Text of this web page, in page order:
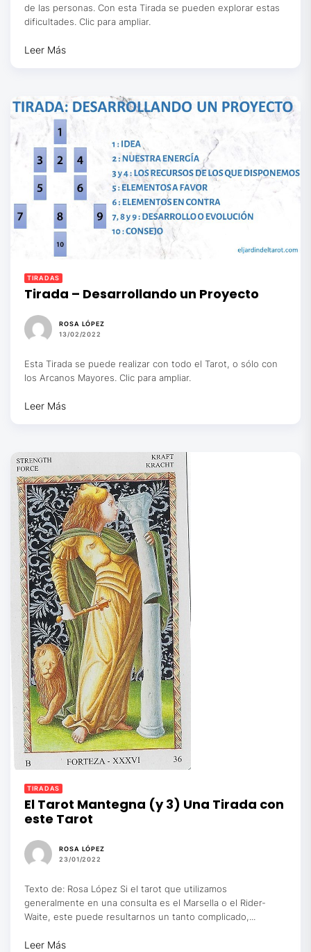
de las personas. Con esta Tirada se pueden explorar estas
dificultades. Clic para ampliar.
Leer Más
TIRADAS
Tirada – Desarrollando un Proyecto
ROSA LÓPEZ
13/02/2022
Esta Tirada se puede realizar con todo el Tarot, o sólo con
los Arcanos Mayores. Clic para ampliar.
Leer Más
TIRADAS
El Tarot Mantegna (y 3) Una Tirada con
este Tarot
ROSA LÓPEZ
23/01/2022
Texto de: Rosa López Si el tarot que utilizamos
generalmente en una consulta es el Marsella o el Rider-
Waite, este puede resultarnos un tanto complicado,...
Leer Más